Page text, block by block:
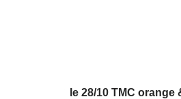
le 28/10 TMC